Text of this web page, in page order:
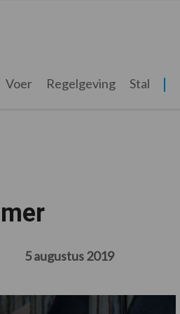
Voer Regelgeving Stal
5 augustus 2019